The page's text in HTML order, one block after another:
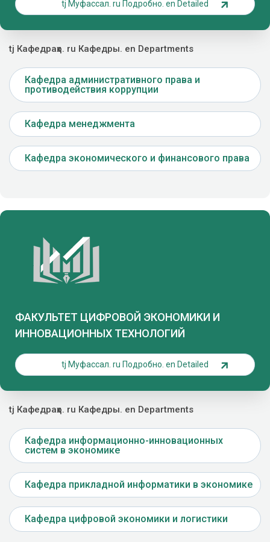
tj Муфассал. ru Подробно. en Detailed
tj Кафедраҳо. ru Кафедры. en Departments
Кафедра административного права и
противодействия коррупции
Кафедра менеджмента
Кафедра экономического и финансового права
ФАКУЛЬТЕТ ЦИФРОВОЙ ЭКОНОМИКИ И
ИННОВАЦИОННЫХ ТЕХНОЛОГИЙ
tj Муфассал. ru Подробно. en Detailed
tj Кафедраҳо. ru Кафедры. en Departments
Кафедра информационно-инновационных
систем в экономике
Кафедра прикладной информатики в экономике
Кафедра цифровой экономики и логистики